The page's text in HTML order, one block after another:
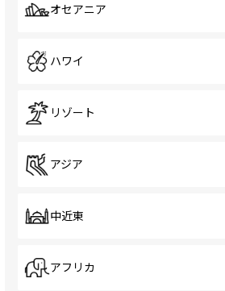
オセアニア
ハワイ
リゾート
アジア
中近東
アフリカ